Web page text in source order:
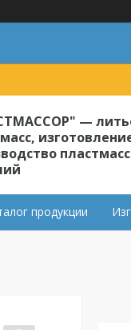
—
продукции